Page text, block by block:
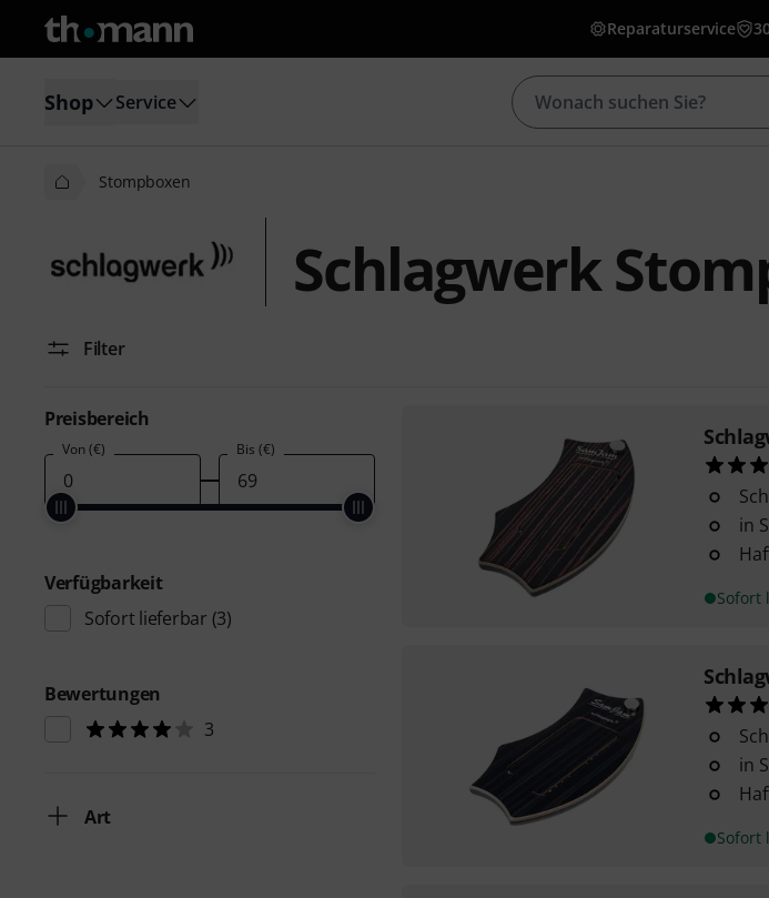
Reparaturservice
Shop Service
Stompboxen
Schlagwerk
Filter
Preisbereich
Von (€) Bis (€)
Verfügbarkeit
Sofort lieferbar (3)
Bewertungen
3
Art
in
Sofort
in
Sofort